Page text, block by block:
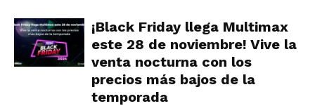
¡Black Friday llega Multimax
este 28 de noviembre! Vive la
venta nocturna con los
precios más bajos de la
temporada